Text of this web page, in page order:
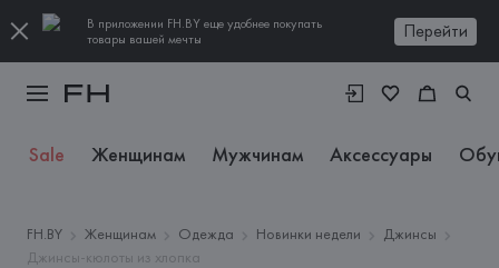
В приложении FH.BY еще удобнее покупать
товары вашей мечты
Перейти
Sale Женщинам Мужчинам Аксессуары
FH.BY Женщинам Одежда Новинки недели
Джинсы
Джинсы-кюлоты из хлопка